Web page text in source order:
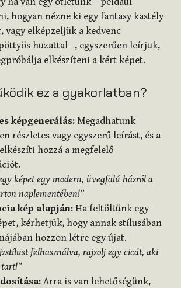
hogyan nézne ki egy fantasy kastély
vagy elképzeljük a kedvenc
huzattal –, egyszerűen leírjuk,
elkészíteni a kért képet.
ez a gyakorlatban?
képgenerálás: Megadhatunk
részletes vagy egyszerű leírást, és a
hozzá a megfelelő
képet egy modern, üvegfalú házról a
naplementében!”
kép alapján: Ha feltöltünk egy
kérhetjük, hogy annak stílusában
hozzon létre egy újat.
felhasználva, rajzolj egy cicát, aki
Arra is van lehetőségünk,